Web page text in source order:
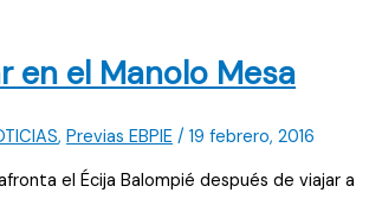
en el Manolo Mesa
, Previas EBPIE / 19 febrero, 2016
el Écija Balompié después de viajar a